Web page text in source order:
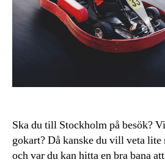
Ska du till Stockholm på besök?
gokart? Då kanske du vill veta
och var du kan hitta en bra bana